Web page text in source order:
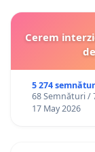
Cerem
5 274
68 Semnături /
17 May 2026